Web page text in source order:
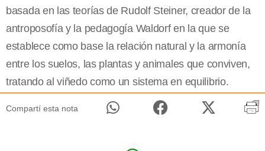
basada en las teorías de Rudolf Steiner, creador de la
antroposofía y la pedagogía Waldorf en la que se
establece como base la relación natural y la armonía
entre los suelos, las plantas y animales que conviven,
tratando al viñedo como un sistema en equilibrio.
Compartí esta nota